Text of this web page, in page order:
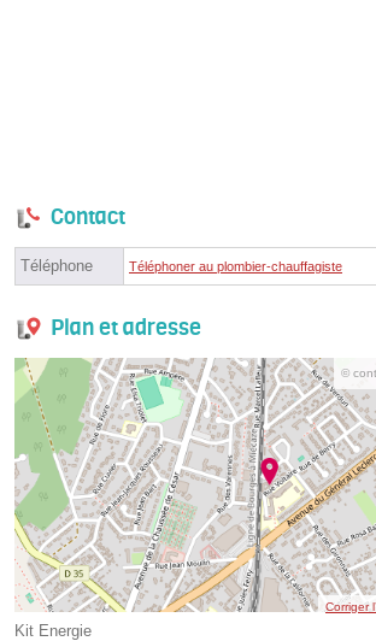
Contact
Téléphone Téléphoner au plombier-chauffagiste
Plan et adresse
©
Corriger
Kit Energie